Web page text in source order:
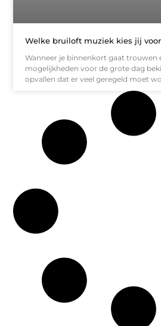
Welke bruiloft muziek kies jij
Wanneer je binnenkort gaat trouwen
mogelijkheden voor de grote dag
opvallen dat er veel geregeld moet